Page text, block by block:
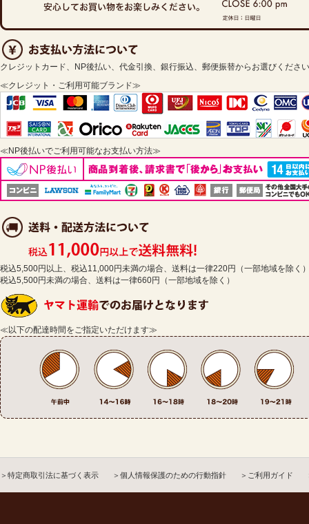
クレジットカード、NP後払い、代金引換、銀行振込、郵便振替からお選びくださ
≪クレジット・ご利用可能ブランド≫
≪NP後払いでご利用可能なお支払い方法≫
税込5,500円以上、税込11,000円未満の場合、送料は一律220円（一部地域を除く
税込5,500円未満の場合、送料は一律660円（一部地域を除く）
≪以下の配達時間をご指定いただけます≫
＞特定商取引法に基づく表示 ＞個人情報保護のための行動指針 ＞ご利用ガイド